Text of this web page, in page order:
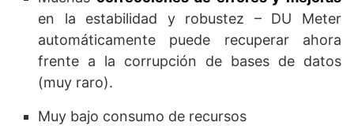
en la estabilidad y robustez – DU Meter
automáticamente puede recuperar ahora
frente a la corrupción de bases de datos
(muy raro).
Muy bajo consumo de recursos